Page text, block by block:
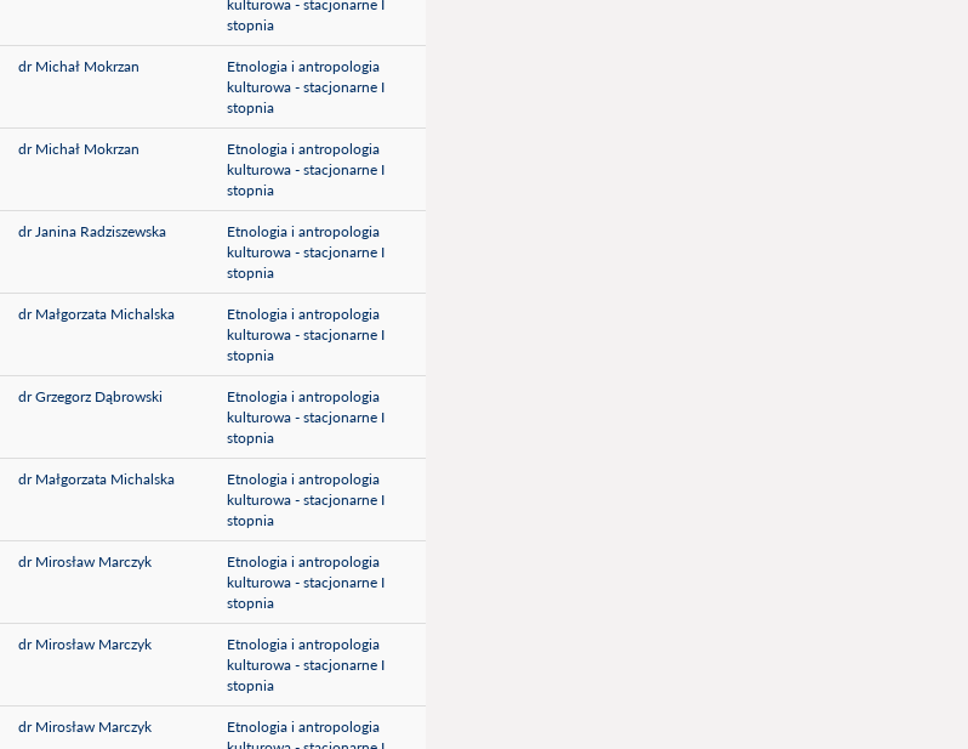
kulturowa - stacjonarne I
stopnia
dr Michał Mokrzan
Etnologia i antropologia
kulturowa - stacjonarne I
stopnia
dr Michał Mokrzan
Etnologia i antropologia
kulturowa - stacjonarne I
stopnia
dr Janina Radziszewska
Etnologia i antropologia
kulturowa - stacjonarne I
stopnia
dr Małgorzata Michalska
Etnologia i antropologia
kulturowa - stacjonarne I
stopnia
dr Grzegorz Dąbrowski
Etnologia i antropologia
kulturowa - stacjonarne I
stopnia
dr Małgorzata Michalska
Etnologia i antropologia
kulturowa - stacjonarne I
stopnia
dr Mirosław Marczyk
Etnologia i antropologia
kulturowa - stacjonarne I
stopnia
dr Mirosław Marczyk
Etnologia i antropologia
kulturowa - stacjonarne I
stopnia
dr Mirosław Marczyk
Etnologia i antropologia